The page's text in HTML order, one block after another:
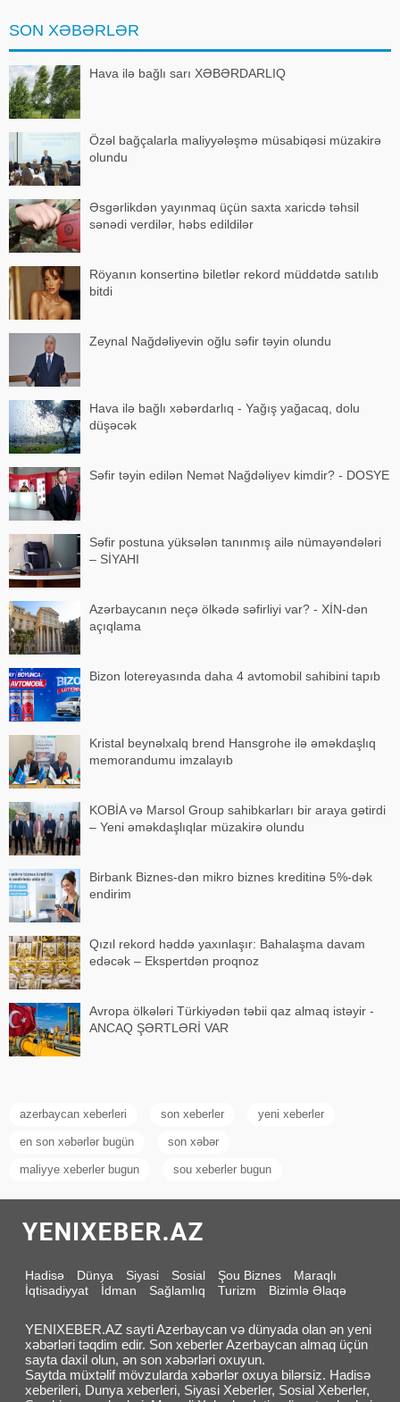
Vardanyanı dəstəkləməsini və
SON XƏBƏRLƏR
Hava ilə bağlı sarı XƏBƏRDARLIQ
Özəl bağçalarla maliyyələşmə müsabiqəsi müzakirə
olundu
Əsgərlikdən yayınmaq üçün saxta xaricdə təhsil
sənədi verdilər, həbs edildilər
Röyanın konsertinə biletlər rekord müddətdə satılıb
bitdi
Zeynal Nağdəliyevin oğlu səfir təyin olundu
Hava ilə bağlı xəbərdarlıq - Yağış yağacaq, dolu
düşəcək
Səfir təyin edilən Nemət Nağdəliyev kimdir? - DOSYE
Səfir postuna yüksələn tanınmış ailə nümayəndələri
– SİYAHI
Azərbaycanın neçə ölkədə səfirliyi var? - XİN-dən
açıqlama
Bizon lotereyasında daha 4 avtomobil sahibini tapıb
Kristal beynəlxalq brend Hansgrohe ilə əməkdaşlıq
memorandumu imzalayıb
KOBİA və Marsol Group sahibkarları bir araya gətirdi
– Yeni əməkdaşlıqlar müzakirə olundu
Birbank Biznes-dən mikro biznes kreditinə 5%-dək
endirim
Qızıl rekord həddə yaxınlaşır: Bahalaşma davam
edəcək – Ekspertdən proqnoz
Avropa ölkələri Türkiyədən təbii qaz almaq istəyir -
ANCAQ ŞƏRTLƏRİ VAR
azerbaycan xeberleri son xeberler yeni xeberler
en son xəbərlər bugün son xəbər
maliyye xeberler bugun sou xeberler bugun
Hadisə Dünya Siyasi Sosial Şou Biznes
Maraqlı
İqtisadiyyat
İdman Sağlamlıq Turizm Bizimlə Əlaqə
YENIXEBER.AZ sayti Azerbaycan və dünyada olan ən yeni
xəbərləri təqdim edir. Son xeberler Azerbaycan almaq üçün
sayta daxil olun, ən son xəbərləri oxuyun.
Saytda müxtəlif mövzularda xəbərlər oxuya bilərsiz. Hadisə
xeberileri, Dunya xeberleri, Siyasi Xeberler, Sosial Xeberler,